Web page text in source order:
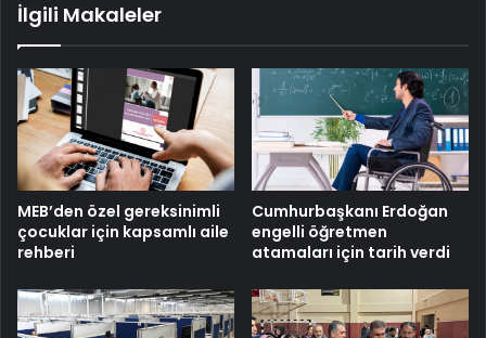
İlgili Makaleler
MEB’den özel gereksinimli
çocuklar için kapsamlı aile
rehberi
Cumhurbaşkanı Erdoğan
engelli öğretmen
atamaları için tarih verdi